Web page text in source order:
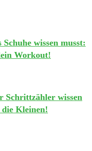
wissen musst:
Workout!
Schrittzähler wissen
die Kleinen!